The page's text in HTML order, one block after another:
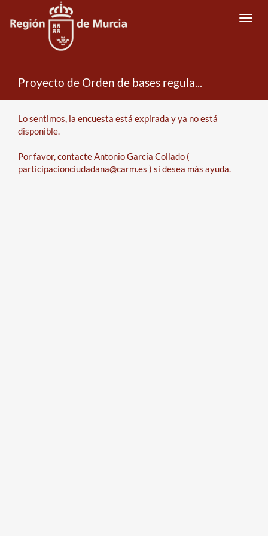
Proyecto de Orden de bases reguladoras del Programa de Subvenciones de Fomento del Autoempleo -Cuota Cero-
Lo sentimos, la encuesta está expirada y ya no está
disponible.
Por favor, contacte Antonio García Collado (
participacionciudadana@carm.es ) si desea más ayuda.